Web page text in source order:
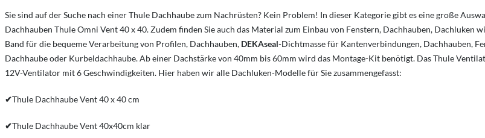
Sie sind auf der Suche nach einer Thule Dachhaube zum Nachrüsten? Kein Problem! In dieser Kategorie gibt es eine große
Dachhauben Thule Omni Vent 40 x 40. Zudem finden Sie auch das Material zum Einbau von Fenstern, Dachhauben, Dachluken
Band für die bequeme Verarbeitung von Profilen, Dachhauben, DEKAseal-Dichtmasse für Kantenverbindungen, Dachhauben,
Dachhaube oder Kurbeldachhaube. Ab einer Dachstärke von 40mm bis 60mm wird das Montage-Kit benötigt. Das Thule
12V-Ventilator mit 6 Geschwindigkeiten. Hier haben wir alle Dachluken-Modelle für Sie zusammengefasst:
✔Thule Dachhaube Vent 40 x 40 cm
✔Thule Dachhaube Vent 40x40cm klar